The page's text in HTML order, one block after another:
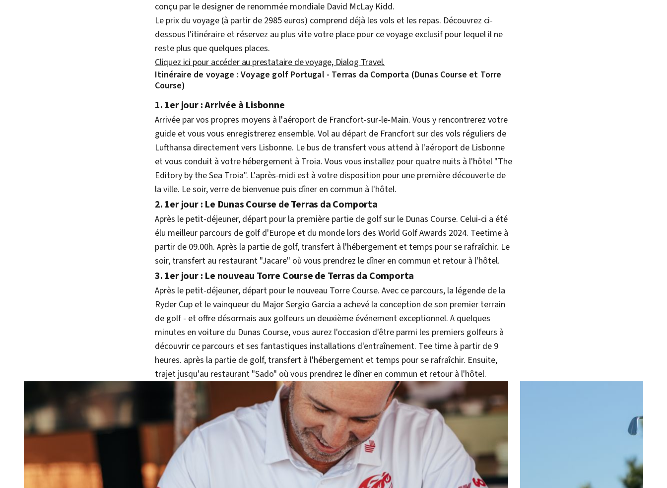
conçu par le designer de renommée mondiale David McLay Kidd.
Le prix du voyage (à partir de 2985 euros) comprend déjà les vols et les repas. Découvrez ci-
dessous l'itinéraire et réservez au plus vite votre place pour ce voyage exclusif pour lequel il ne
reste plus que quelques places.
Cliquez ici pour accéder au prestataire de voyage, Dialog Travel.
Itinéraire de voyage : Voyage golf Portugal - Terras da Comporta (Dunas Course et Torre
Course)
1. 1er jour : Arrivée à Lisbonne
Arrivée par vos propres moyens à l'aéroport de Francfort-sur-le-Main. Vous y rencontrerez votre
guide et vous vous enregistrerez ensemble. Vol au départ de Francfort sur des vols réguliers de
Lufthansa directement vers Lisbonne. Le bus de transfert vous attend à l'aéroport de Lisbonne
et vous conduit à votre hébergement à Troia. Vous vous installez pour quatre nuits à l'hôtel "The
Editory by the Sea Troia". L'après-midi est à votre disposition pour une première découverte de
la ville. Le soir, verre de bienvenue puis dîner en commun à l'hôtel.
2. 1er jour : Le Dunas Course de Terras da Comporta
Après le petit-déjeuner, départ pour la première partie de golf sur le Dunas Course. Celui-ci a été
élu meilleur parcours de golf d'Europe et du monde lors des World Golf Awards 2024. Teetime à
partir de 09.00h. Après la partie de golf, transfert à l'hébergement et temps pour se rafraîchir. Le
soir, transfert au restaurant "Jacare" où vous prendrez le dîner en commun et retour à l'hôtel.
3. 1er jour : Le nouveau Torre Course de Terras da Comporta
Après le petit-déjeuner, départ pour le nouveau Torre Course. Avec ce parcours, la légende de la
Ryder Cup et le vainqueur du Major Sergio Garcia a achevé la conception de son premier terrain
de golf - et offre désormais aux golfeurs un deuxième événement exceptionnel. A quelques
minutes en voiture du Dunas Course, vous aurez l'occasion d'être parmi les premiers golfeurs à
découvrir ce parcours et ses fantastiques installations d'entraînement. Tee time à partir de 9
heures. après la partie de golf, transfert à l'hébergement et temps pour se rafraîchir. Ensuite,
trajet jusqu'au restaurant "Sado" où vous prendrez le dîner en commun et retour à l'hôtel.